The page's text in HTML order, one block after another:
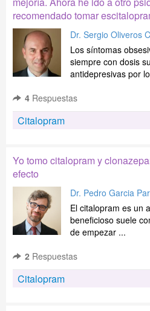
recomendado tomar
Dr. Sergio Oliveros
Los síntomas
siempre con dosis
antidepresivas por
4 Respuestas
Citalopram
Yo tomo citalopram y
efecto
Dr. Pedro Garcia
El citalopram es un
beneficioso suele
de empezar ...
2 Respuestas
Citalopram